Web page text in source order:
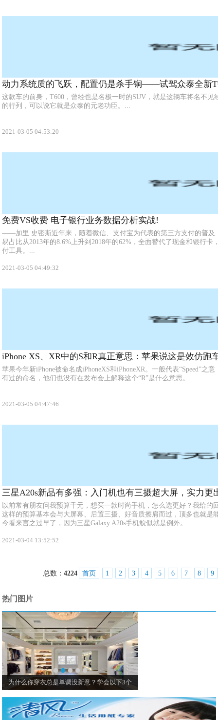
动力系统质的飞跃，配置仍是杀手锏——试驾众泰全新
这款车的前身，T600，曾经也是名极一时的SUV，就是这辆车将名不见
的行列，可以说它就是众泰的元老功臣。...
2021-03-05 04:53:20
免费VS收费 电子银行业务数据分析实战!
——加里.史密斯近年来，随着微信、支付宝为代表的第三方支付的普及
易占比从2013年的8.6%上升到2018年的62%，全面替代了现金和银行
付工具。...
2021-03-05 04:49:32
iPhone XS、XR中的S和R真正意思：苹果说这是效仿跑
苹果今年新iPhone被命名成iPhoneXS和iPhoneXR。一般代表“Speed”之
有过的命名，他们也没有在发布会上解释这个“R”是什么意思。...
2021-03-05 04:47:46
三星A20s新品有多强：入门机也有三摄超大屏，实力更
以前常有朋友问我预算千元，想买一款时尚手机，怎么选更好？我给的
这样的预算基本会与大屏幕、后置三摄、好音质擦肩而过，顶多也就是
今看来言之过早了，因为三星Galaxy A20s手机貌似就是例外。...
2021-03-04 13:52:52
总数：4224 首页 1 2 3 4 5 6 7 8 9
热门图片
为什么你穿衣总是单调没新意？学会以下3个